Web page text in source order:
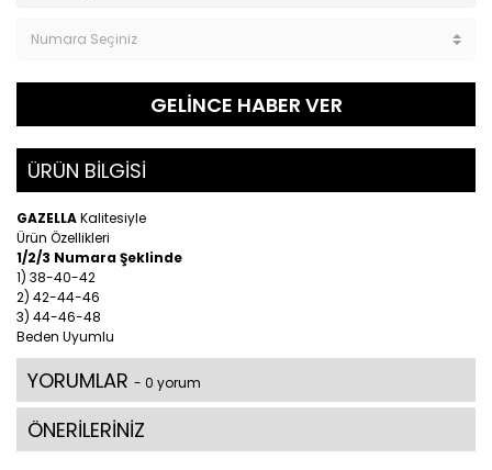
GELİNCE HABER VER
ÜRÜN BİLGİSİ
GAZELLAKalitesiyle
Ürün Özellikleri
1/2/3 Numara Şeklinde
1) 38-40-42
2) 42-44-46
3) 44-46-48
Beden Uyumlu
YORUMLAR - 0 yorum
ÖNERİLERİNİZ